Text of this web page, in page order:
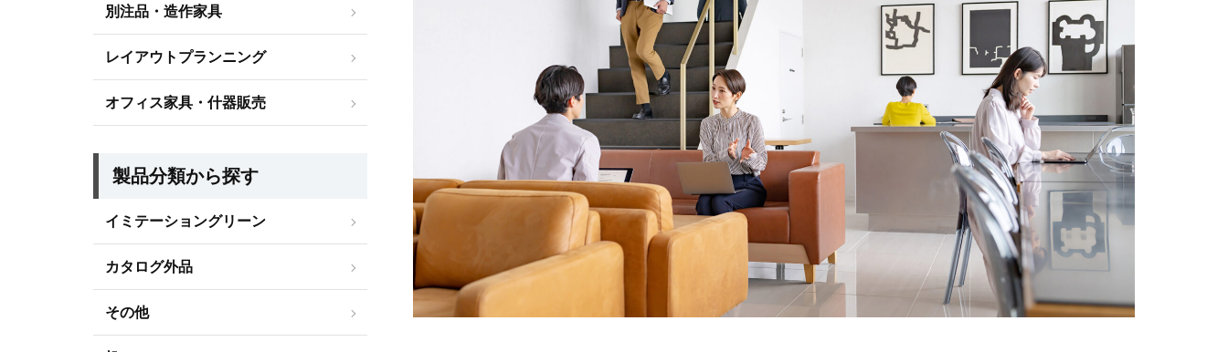
別注品・造作家具
レイアウトプランニング
オフィス家具・什器販売
製品分類から探す
イミテーショングリーン
カタログ外品
その他